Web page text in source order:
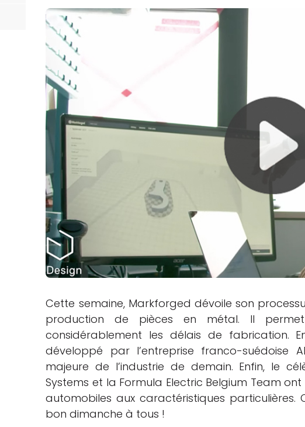
Cette semaine, Markforged dévoile son
production de pièces en métal. Il
considérablement les délais de fabrication.
développé par l’entreprise franco-suédoise
majeure de l’industrie de demain. Enfin, le
Systems et la Formula Electric Belgium Team
automobiles aux caractéristiques
bon dimanche à tous !